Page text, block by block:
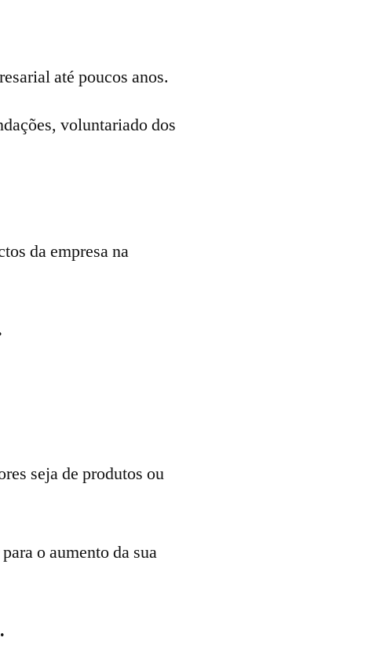
até poucos anos.
voluntariado dos
da empresa na
seja de produtos ou
o aumento da sua